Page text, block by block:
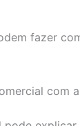
fazer
com